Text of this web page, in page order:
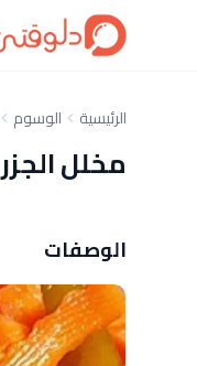
الرئيسية الوسوم
مخلل الجزر
الوصفات